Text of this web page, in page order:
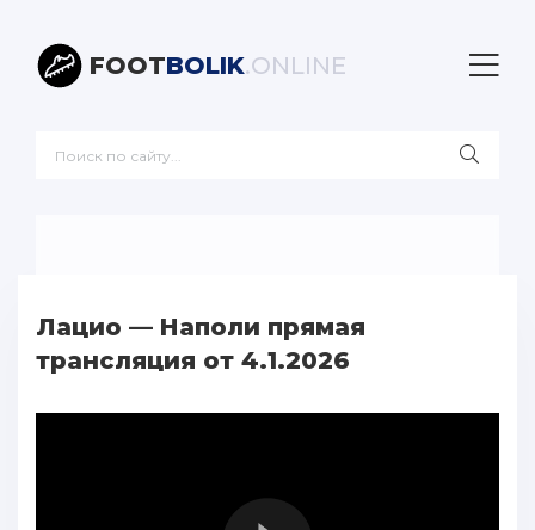
FOOTBOLIK.ONLINE
Лацио — Наполи прямая
трансляция от 4.1.2026